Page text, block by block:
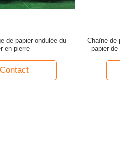
de papier ondulée du
en pierre
Contact
Chaîne de
papier